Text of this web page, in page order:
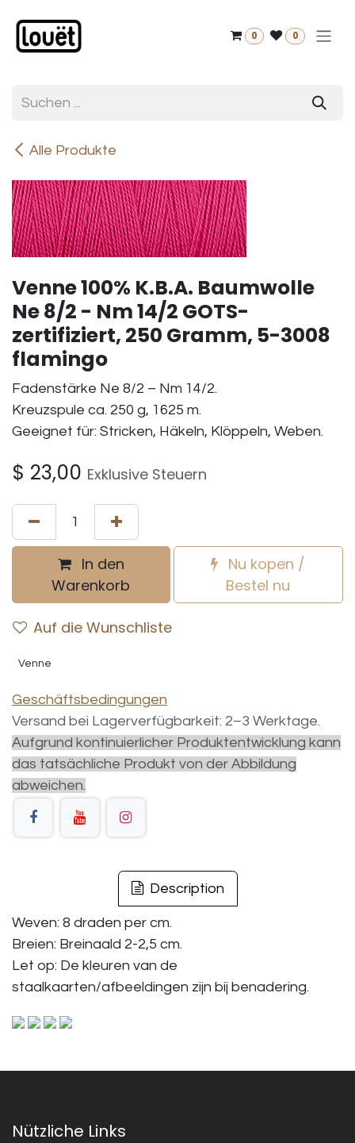
0 0
Alle Produkte
Venne 100% K.B.A. Baumwolle
Ne 8/2 - Nm 14/2 GOTS-
zertifiziert, 250 Gramm, 5-3008
flamingo
Fadenstärke Ne 8/2 – Nm 14/2.
Kreuzspule ca. 250 g, 1625 m.
Geeignet für: Stricken, Häkeln, Klöppeln, Weben.
$ 23,00 Exklusive Steuern
In den
Warenkorb
Nu kopen /
Bestel nu
Auf die Wunschliste
Venne
Geschäftsbedingungen
Versand bei Lagerverfügbarkeit: 2–3 Werktage.
Aufgrund kontinuierlicher Produktentwicklung kann
das tatsächliche Produkt von der Abbildung
abweichen.
Description
Weven: 8 draden per cm.
Breien: Breinaald 2-2,5 cm.
Let op: De kleuren van de
staalkaarten/afbeeldingen zijn bij benadering.
Nützliche Links